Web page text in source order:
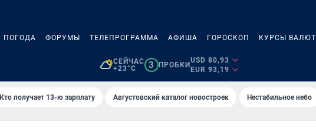
ПОГОДА ФОРУМЫ ТЕЛЕПРОГРАММА АФИША ГОРОСКОП КУРСЫ ВАЛЮТ
СЕЙЧАС
+23°C
3 ПРОБКИ
USD 80,93
EUR 93,19
Кто получает 13-ю зарплату Августовский каталог новостроек Нестабильное небо